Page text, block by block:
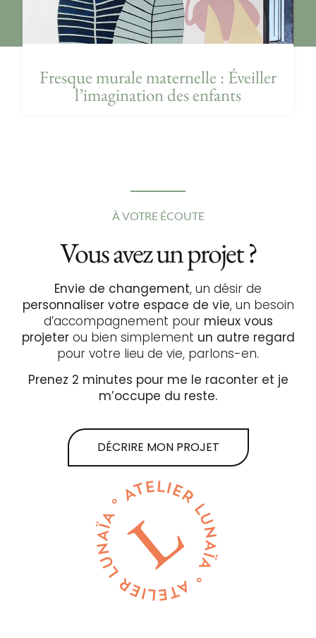
Fresque murale maternelle : Éveiller
l’imagination des enfants
À VOTRE ÉCOUTE
Vous avez un projet ?
Envie de changement, un désir de
personnaliser votre espace de vie, un besoin
d’accompagnement pour mieux vous
projeterou bien simplement un autre regard
pour votre lieu de vie, parlons-en.
Prenez 2 minutes pour me le raconter et je
m’occupe du reste.
DÉCRIRE MON PROJET